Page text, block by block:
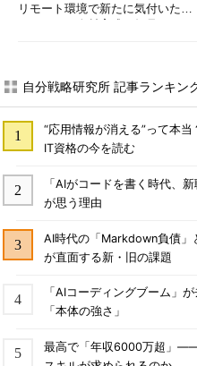
リモート環境で新たに気付いたセ
自分戦略研究所 記事ランキン
“応用情報が消える”って本
IT資格の今を読む
「AIがコードを書く時代、
が思う理由
AI時代の「Markdown負債」
が直面する新・旧の課題
「AIコーディングブーム」
「本体の強さ」
最高で「年収6000万超」